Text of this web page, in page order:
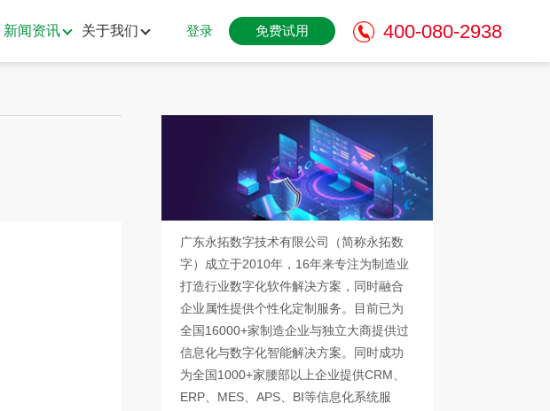
新闻资讯 关于我们 登录 免费试用 400-080-2938
广东永拓数字技术有限公司（简称永拓数
字）成立于2010年，16年来专注为制造业
打造行业数字化软件解决方案，同时融合
企业属性提供个性化定制服务。目前已为
全国16000+家制造企业与独立大商提供过
信息化与数字化智能解决方案。同时成功
为全国1000+家腰部以上企业提供CRM、
ERP、MES、APS、BI等信息化系统服